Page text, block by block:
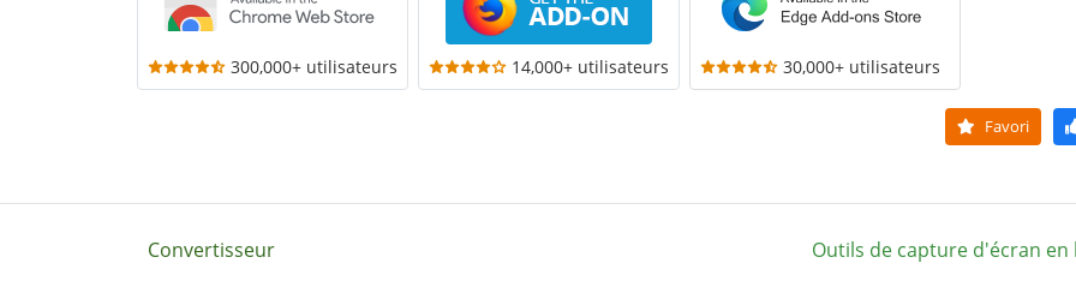
300,000+ utilisateurs 14,000+ utilisateurs 30,000+ utilisateurs
Favori
Convertisseur Outils de capture d'écran en